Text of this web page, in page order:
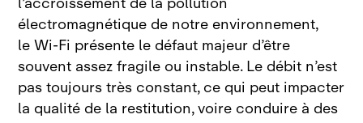
électromagnétique de notre environnement,
leWi‑Fi présente le défaut majeur d’être
souvent assez fragile ou instable. Le débit n’est
pas toujours très constant, ce qui peut impacter
la qualité de la restitution, voire conduire à des